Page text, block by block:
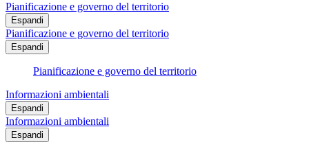
Pianificazione e governo del territorio
Espandi
Pianificazione e governo del territorio
Espandi
Pianificazione e governo del territorio
Informazioni ambientali
Espandi
Informazioni ambientali
Espandi